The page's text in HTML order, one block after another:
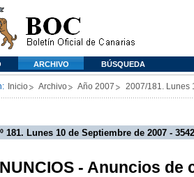
ARCHIVO BÚSQUEDA
Inicio Archivo Año 2007 2007/181. Lunes
181. Lunes 10 de Septiembre de 2007 - 3542
- Anuncios